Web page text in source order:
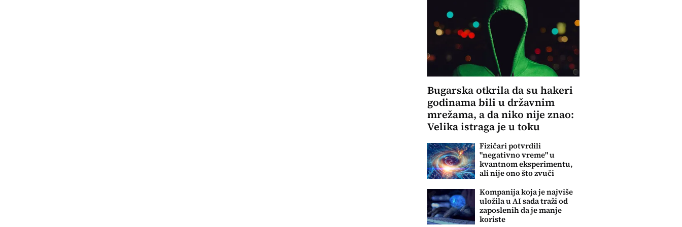
Bugarska otkrila da su hakeri
godinama bili u državnim
mrežama, a da niko nije znao:
Velika istraga je u toku
Fizičari potvrdili
"negativno vreme" u
kvantnom eksperimentu,
ali nije ono što zvuči
Kompanija koja je najviše
uložila u AI sada traži od
zaposlenih da je manje
koriste